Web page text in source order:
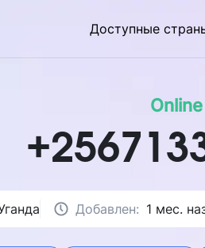
Доступные
Online
Добавлен: 1 мес.